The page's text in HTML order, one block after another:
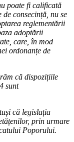
poate fi calificată
consecință, nu se
reglementării
adoptării
care, în mod
ordonanțe de
că dispozițiile
sunt
că legislația
prin urmare
Poporului.